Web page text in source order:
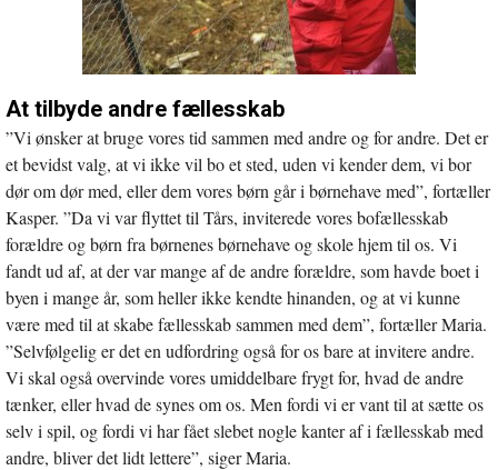
At tilbyde andre fællesskab
”Vi ønsker at bruge vores tid sammen med andre og for andre. Det er
et bevidst valg, at vi ikke vil bo et sted, uden vi kender dem, vi bor
dør om dør med, eller dem vores børn går i børnehave med”, fortæller
Kasper. ”Da vi var flyttet til Tårs, inviterede vores bofællesskab
forældre og børn fra børnenes børnehave og skole hjem til os. Vi
fandt ud af, at der var mange af de andre forældre, som havde boet i
byen i mange år, som heller ikke kendte hinanden, og at vi kunne
være med til at skabe fællesskab sammen med dem”, fortæller Maria.
”Selvfølgelig er det en udfordring også for os bare at invitere andre.
Vi skal også overvinde vores umiddelbare frygt for, hvad de andre
tænker, eller hvad de synes om os. Men fordi vi er vant til at sætte os
selv i spil, og fordi vi har fået slebet nogle kanter af i fællesskab med
andre, bliver det lidt lettere”, siger Maria.